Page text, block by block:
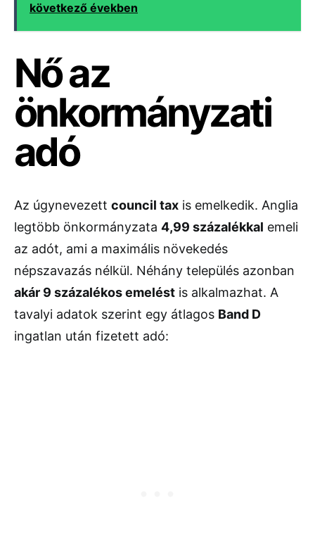
következő években
Nő az
önkormányzati
adó
Az úgynevezett council tax is emelkedik. Anglia
legtöbb önkormányzata 4,99 százalékkal emeli
az adót, ami a maximális növekedés
népszavazás nélkül. Néhány település azonban
akár 9 százalékos emelést is alkalmazhat. A
tavalyi adatok szerint egy átlagos Band D
ingatlan után fizetett adó: